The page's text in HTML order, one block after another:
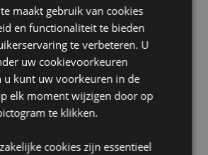
Ja
voor: 0 - 3 jaar
Ja
Alleen handwas
bleken:Nee
wasdroger: Nee
maakt gebruik van cookies
en functionaliteit te bieden
te verbeteren. U
uw cookievoorkeuren
u kunt uw voorkeuren in de
elk moment wijzigen door op
te klikken.
cookies zijn essentieel